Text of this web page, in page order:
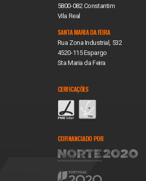
5800-082 Constantim
Vila Real
SANTA MARIA DA FEIRA
Rua Zona Industrial, 532
4520-115 Espargo
Sta Maria da Feira
CERFICAÇÕES
COFINANCIADO POR